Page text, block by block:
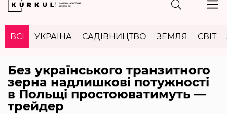
ВСІ УКРАЇНА САДІВНИЦТВО ЗЕМЛЯ СВІТ
Без українського транзитного
зерна надлишкові потужності
в Польщі простоюватимуть —
трейдер